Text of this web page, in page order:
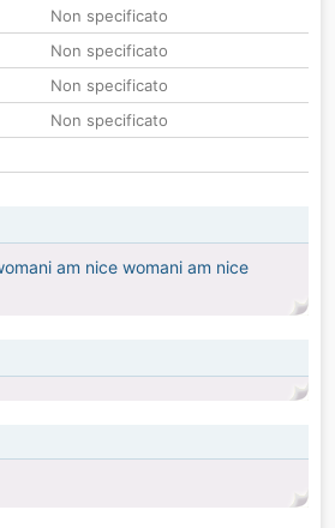
Non specificato
Non specificato
Non specificato
Non specificato
am nice womani am nice